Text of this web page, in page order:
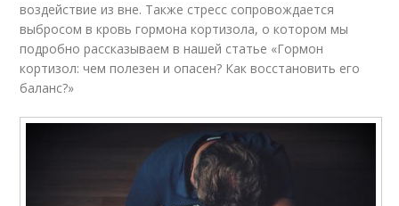
воздействие из вне. Также стресс сопровождается
выбросом в кровь гормона кортизола, о котором мы
подробно рассказываем в нашей статье «Гормон
кортизол: чем полезен и опасен? Как восстановить его
баланс?»